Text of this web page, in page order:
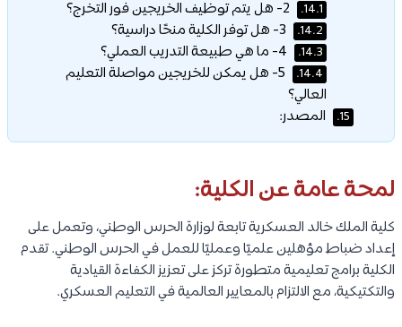
14.1.
14.2.
14.3.
14.4.
5- هل يمكن للخريجين مواصلة التعليم
العالي؟
15. المصدر:
لمحة عامة عن الكلية:
كلية الملك خالد العسكرية تابعة لوزارة الحرس الوطني، وتعمل على
إعداد ضباط مؤهلين علميًا وعمليًا للعمل في الحرس الوطني. تقدم
الكلية برامج تعليمية متطورة تركز على تعزيز الكفاءة القيادية
والتكتيكية، مع الالتزام بالمعايير العالمية في التعليم العسكري.